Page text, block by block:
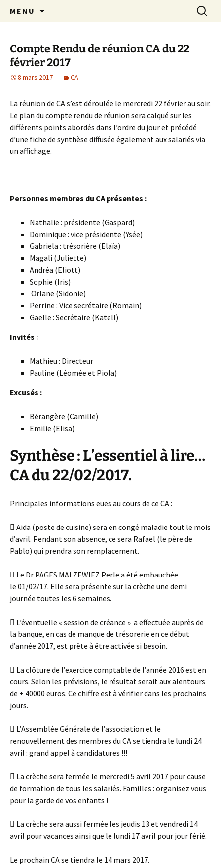
Crèche associative Rires et
Grimaces
MENU
Compte Rendu de réunion CA du 22
février 2017
8 mars 2017 CA
La réunion de CA s’est déroulée le mercredi 22 février au soir.
Le plan du compte rendu de réunion sera calqué sur les
différents points abordés dans l’ordre du jour et précédé
d’une fiche de synthèse diffusée également aux salariés via
un affichage.
Personnes membres du CA présentes :
Nathalie : présidente (Gaspard)
Dominique : vice présidente (Ysée)
Gabriela : trésorière (Elaïa)
Magali (Juliette)
Andréa (Eliott)
Sophie (Iris)
Orlane (Sidonie)
Perrine : Vice secrétaire (Romain)
Gaelle : Secrétaire (Katell)
Invités :
Mathieu : Directeur
Pauline (Léomée et Piola)
Excusés :
Bérangère (Camille)
Emilie (Elisa)
Synthèse : L’essentiel à lire…
CA du 22/02/2017.
Principales informations eues au cours de ce CA :
 Aida (poste de cuisine) sera en congé maladie tout le mois
d’avril. Pendant son absence, ce sera Rafael (le père de
Pablo) qui prendra son remplacement.
 Le Dr PAGES MALZEWIEZ Perle a été embauchée
le 01/02/17. Elle sera présente sur la crèche une demi
journée toutes les 6 semaines.
 L’éventuelle « session de créance » a effectuée auprès de
la banque, en cas de manque de trésorerie en ce début
d’année 2017, est prête à être activée si besoin.
 La clôture de l’exercice comptable de l’année 2016 est en
cours. Selon les prévisions, le résultat serait aux alentours
de + 40000 euros. Ce chiffre est à vérifier dans les prochains
jours.
 L’Assemblée Générale de l’association et le
renouvellement des membres du CA se tiendra le lundi 24
avril : grand appel à candidatures !!!
 La crèche sera fermée le mercredi 5 avril 2017 pour cause
de formation de tous les salariés. Familles : organisez vous
pour la garde de vos enfants !
 La crèche sera aussi fermée les jeudis 13 et vendredi 14
avril pour vacances ainsi que le lundi 17 avril pour jour férié.
Le prochain CA se tiendra le 14 mars 2017.